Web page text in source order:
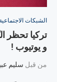
الشبكات
تركيا تحظر
و يوتيوب !
من قبل سليم